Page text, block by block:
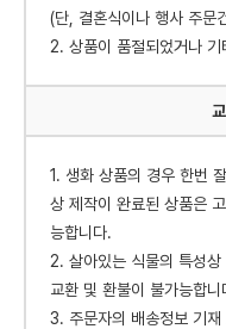
(단, 결혼식이나 행사 주문
2. 상품이 품절되었거나
1. 생화 상품의 경우 한번
상 제작이 완료된 상품은
능합니다.
2. 살아있는 식물의 특성
교환 및 환불이 불가능합니
3. 주문자의 배송정보 기